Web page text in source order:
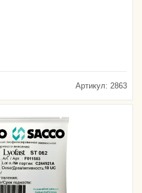
Артикул: 2863